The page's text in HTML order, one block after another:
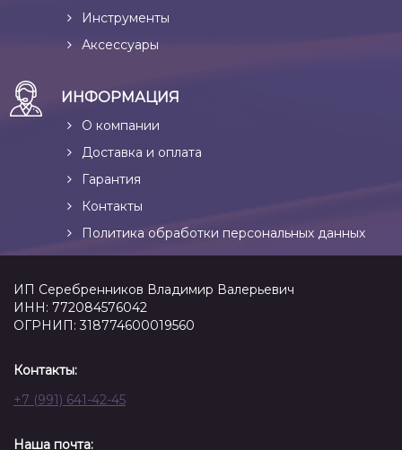
Инструменты
Аксессуары
ИНФОРМАЦИЯ
О компании
Доставка и оплата
Гарантия
Контакты
Политика обработки персональных данных
ИП Серебренников Владимир Валерьевич
ИНН: 772084576042
ОГРНИП: 318774600019560
Контакты:
+7 (991) 641-42-45
Наша почта: